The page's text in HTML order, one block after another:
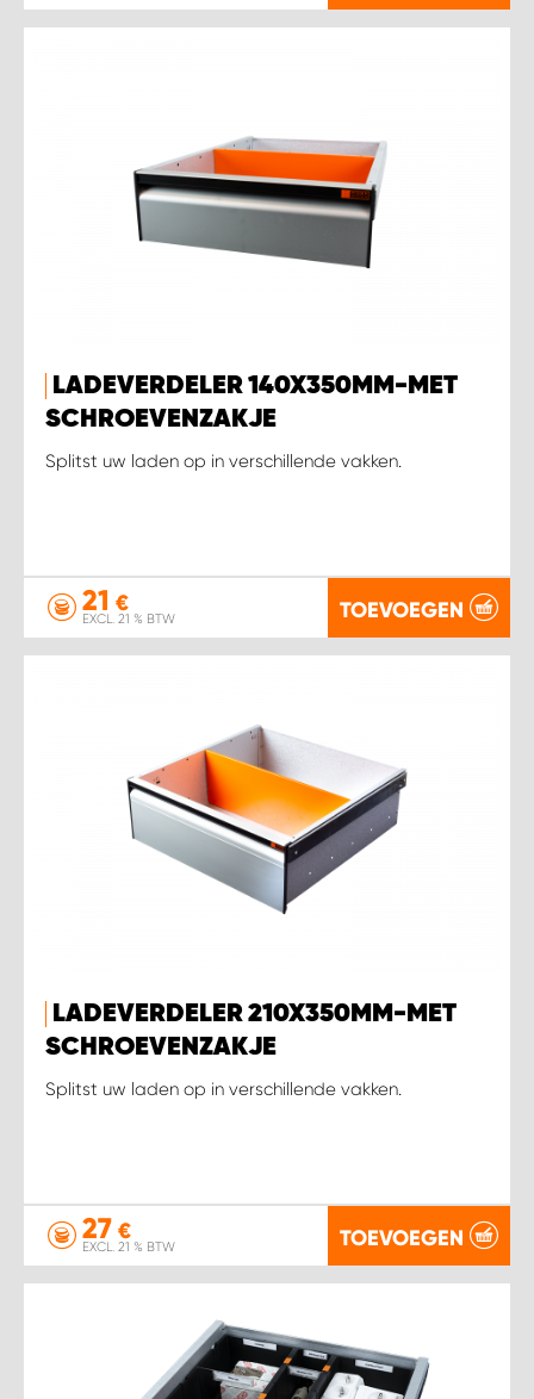
LADEVERDELER 140X350MM-MET
SCHROEVENZAKJE
Splitst uw laden op in verschillende vakken.
21 €
EXCL. 21 % BTW TOEVOEGEN
LADEVERDELER 210X350MM-MET
SCHROEVENZAKJE
Splitst uw laden op in verschillende vakken.
27 €
EXCL. 21 % BTW TOEVOEGEN